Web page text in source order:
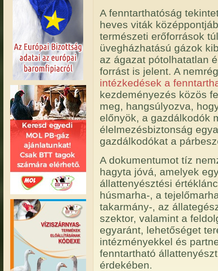
A fenntarthatóság
heves viták
természeti erőforrások
üvegházhatású gázok
az ágazat pótolhatatlan
forrást is jelent. A
intézkedések a
kezdeményezés közös
meg, hangsúlyozva,
előnyök, a gazdálkodók
élelmezésbiztonság
gazdálkodókat a
A dokumentumot tíz
hagyta jóvá, amelyek
állattenyésztési
húsmarha-, a
takarmány-, az
szektor, valamint a
egyaránt, lehetőséget
intézményekkel és
fenntartható
érdekében.